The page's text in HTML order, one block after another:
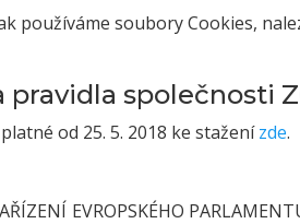
používáme soubory Cookies,
společnosti
od 25. 5. 2018 ke staženízde.
EVROPSKÉHO